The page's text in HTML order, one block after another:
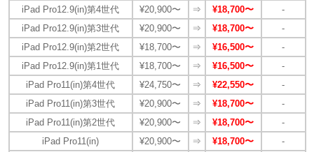
iPad Pro12.9(in)第4世代 ¥20,900〜 ⇒ ¥18,700〜
-
iPad Pro12.9(in)第3世代
¥20,900〜 ⇒ ¥18,700〜
-
iPad Pro12.9(in)第2世代
¥18,700〜 ⇒ ¥16,500〜
-
iPad Pro12.9(in)第1世代
¥18,700〜 ⇒ ¥16,500〜
-
iPad Pro11(in)第4世代
¥24,750〜 ⇒ ¥22,550〜
-
iPad Pro11(in)第3世代
¥20,900〜 ⇒ ¥18,700〜
-
iPad Pro11(in)第2世代
¥20,900〜 ⇒ ¥18,700〜
-
iPad Pro11(in)
¥20,900〜 ⇒ ¥18,700〜
-